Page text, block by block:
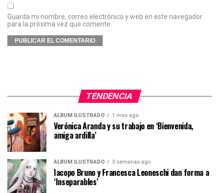
Guarda mi nombre, correo electrónico y web en este navegador
para la próxima vez que comente.
TENDENCIA
ÁLBUM ILUSTRADO 1 mes ago
Verónica Aranda y su trabajo en ‘Bienvenida,
amiga ardilla’
ÁLBUM ILUSTRADO 3 semanas ago
Iacopo Bruno y Francesca Leoneschi dan forma a
‘Inseparables’